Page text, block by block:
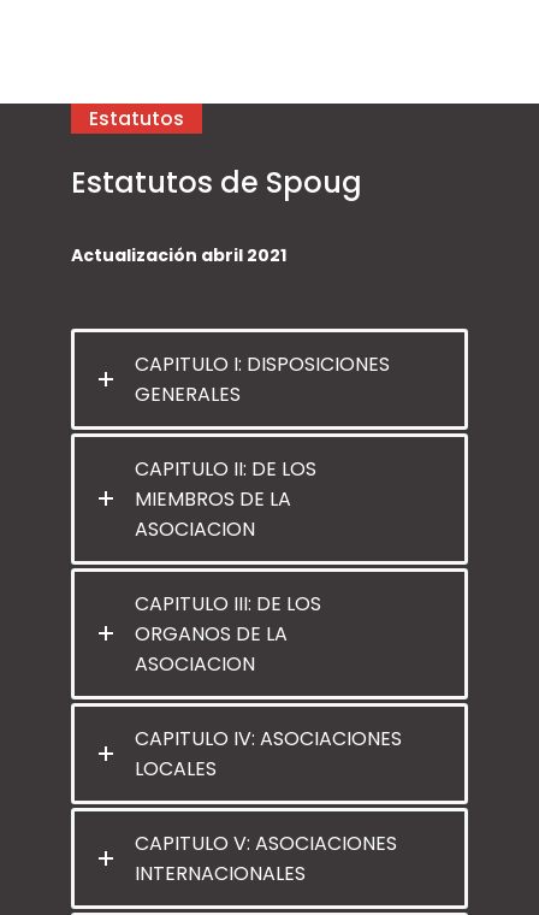
Estatutos
Estatutos de Spoug
Actualización abril 2021
CAPITULO I: DISPOSICIONES
GENERALES
CAPITULO II: DE LOS
MIEMBROS DE LA
ASOCIACION
CAPITULO III: DE LOS
ORGANOS DE LA
ASOCIACION
CAPITULO IV: ASOCIACIONES
LOCALES
CAPITULO V: ASOCIACIONES
INTERNACIONALES